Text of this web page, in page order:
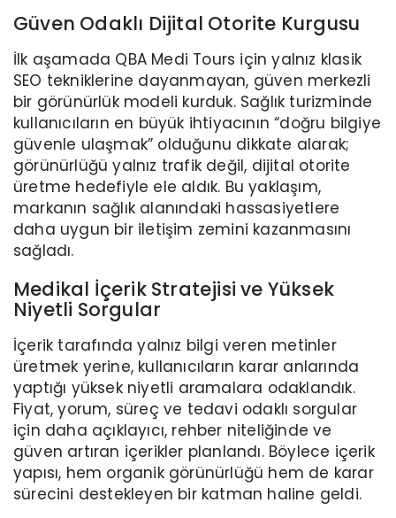
Güven Odaklı Dijital Otorite Kurgusu
İlk aşamada QBA Medi Tours için yalnız klasik
SEO tekniklerine dayanmayan, güven merkezli
bir görünürlük modeli kurduk. Sağlık turizminde
kullanıcıların en büyük ihtiyacının “doğru bilgiye
güvenle ulaşmak” olduğunu dikkate alarak;
görünürlüğü yalnız trafik değil, dijital otorite
üretme hedefiyle ele aldık. Bu yaklaşım,
markanın sağlık alanındaki hassasiyetlere
daha uygun bir iletişim zemini kazanmasını
sağladı.
Medikal İçerik Stratejisi ve Yüksek
Niyetli Sorgular
İçerik tarafında yalnız bilgi veren metinler
üretmek yerine, kullanıcıların karar anlarında
yaptığı yüksek niyetli aramalara odaklandık.
Fiyat, yorum, süreç ve tedavi odaklı sorgular
için daha açıklayıcı, rehber niteliğinde ve
güven artıran içerikler planlandı. Böylece içerik
yapısı, hem organik görünürlüğü hem de karar
sürecini destekleyen bir katman haline geldi.